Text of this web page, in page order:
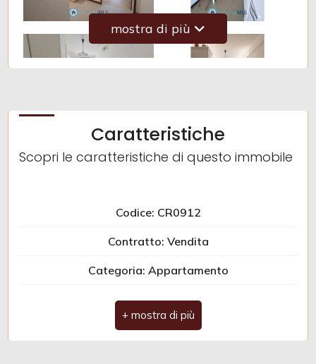
mostra di più
Caratteristiche
Scopri le caratteristiche di questo immobile
Codice: CR0912
Contratto: Vendita
Categoria: Appartamento
Indirizzo: VIA VERGERIO
CAP: 35100